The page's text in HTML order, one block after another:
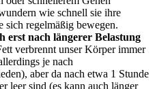
wie schnell sie ihre
sich regelmäßig bewegen.
nach längerer Belastung
verbrennt unser Körper immer
je nach
aber da nach etwa 1 Stunde
leer sind (es kann auch länger